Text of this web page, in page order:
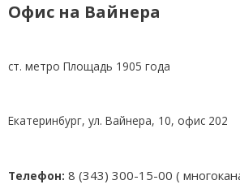
Офис на Вайнера
ст. метро Площадь 1905 года
Екатеринбург, ул. Вайнера, 10, офис 202
Телефон: 8 (343) 300-15-00 (